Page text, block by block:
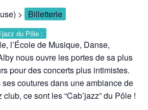
>
Billetterie
du Pôle :
l’École de Musique, Danse,
nous ouvre les portes de sa plus
pour des concerts plus intimistes.
coutures dans une ambiance de
ce sont les “Cab’jazz” du Pôle !